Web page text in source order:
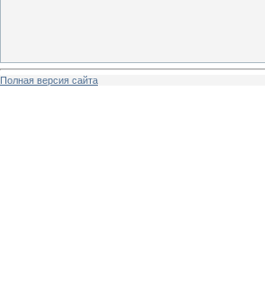
Полная версия сайта